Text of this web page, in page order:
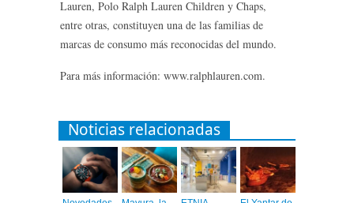
Lauren, Polo Ralph Lauren Children y Chaps,
entre otras, constituyen una de las familias de
marcas de consumo más reconocidas del mundo.
Para más información: www.ralphlauren.com.
Noticias relacionadas